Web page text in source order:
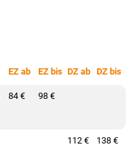
EZ ab EZ bis DZ ab DZ bis
84 € 98 €
112 € 138 €